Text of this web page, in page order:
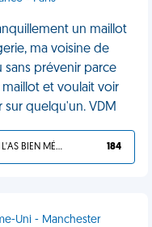
un maillot
ma voisine de
sans prévenir parce
et voulait voir
quelqu'un. VDM
TU L'AS BIEN MÉRITÉ 184
Uni - Manchester